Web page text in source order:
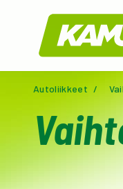
Kamux
Autoliikkeet /